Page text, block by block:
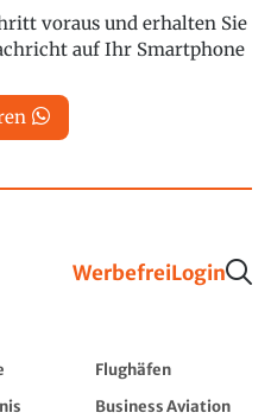
voraus und erhalten Sie
auf Ihr Smartphone
WerbefreiLogin
Flughäfen
Business Aviation